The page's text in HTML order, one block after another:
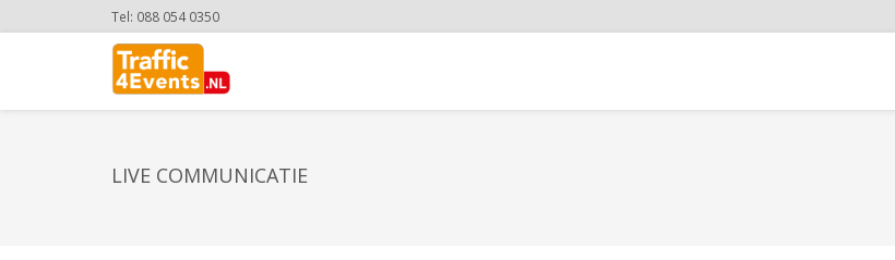
Tel: 088 054 0350
LIVE COMMUNICATIE